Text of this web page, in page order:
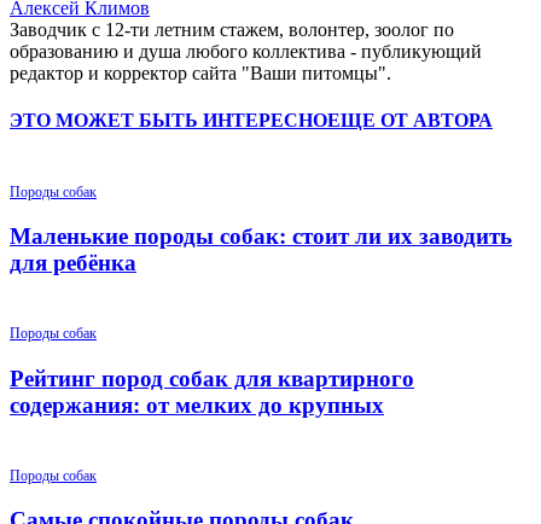
Алексей Климов
Заводчик c 12-ти летним стажем, волонтер, зоолог по
образованию и душа любого коллектива - публикующий
редактор и корректор сайта "Ваши питомцы".
ЭТО МОЖЕТ БЫТЬ ИНТЕРЕСНОЕЩЕ ОТ АВТОРА
Породы собак
Маленькие породы собак: стоит ли их заводить
для ребёнка
Породы собак
Рейтинг пород собак для квартирного
содержания: от мелких до крупных
Породы собак